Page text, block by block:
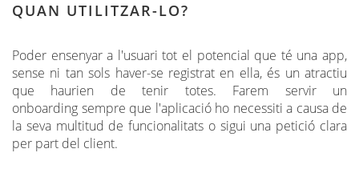
QUAN UTILITZAR-LO?
Poder ensenyar a l'usuari tot el potencial que té una app,
sense ni tan sols haver-se registrat en ella, és un atractiu
que haurien de tenir totes. Farem servir un
onboarding sempre que l'aplicació ho necessiti a causa de
la seva multitud de funcionalitats o sigui una petició clara
per part del client.